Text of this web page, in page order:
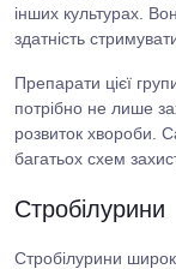
інших культурах.
здатність
Препарати цієї
потрібно не лише
розвиток хвороби.
багатьох схем
Стробілурини
Стробілурини